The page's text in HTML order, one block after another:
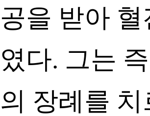
을 받아
다. 그는
장례를